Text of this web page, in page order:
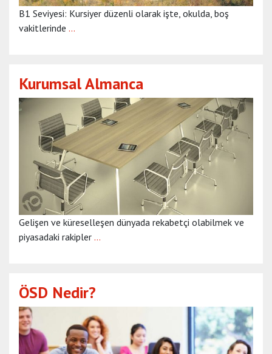
B1 Seviyesi: Kursiyer düzenli olarak işte, okulda, boş
vakitlerinde …
Kurumsal Almanca
Gelişen ve küreselleşen dünyada rekabetçi olabilmek ve
piyasadaki rakipler …
ÖSD Nedir?